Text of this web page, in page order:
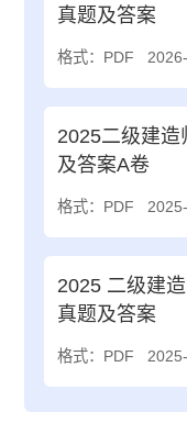
真题及答案
格式：PDF
2025二级建
及答案A卷
格式：PDF
2025 二级建
真题及答案
格式：PDF